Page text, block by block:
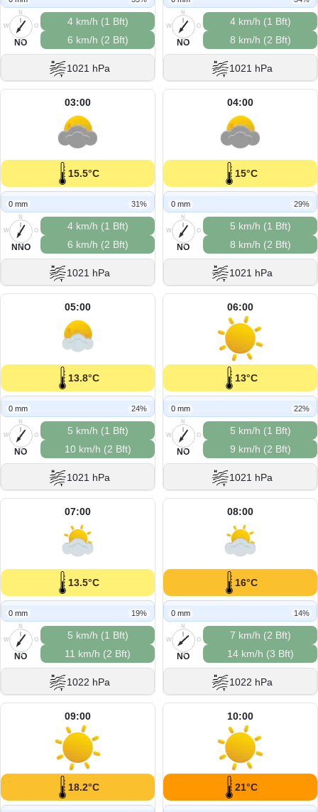
N
O
S
W
NO
4 km/h (1 Bft)
6 km/h (2 Bft)
1021 hPa
N
O
S
W
NO
4 km/h (1 Bft)
8 km/h (2 Bft)
1021 hPa
03:00
15.5°C
0 mm 31%
N
O
S
W
NNO
4 km/h (1 Bft)
6 km/h (2 Bft)
1021 hPa
04:00
15°C
0 mm 29%
N
O
S
W
NO
5 km/h (1 Bft)
8 km/h (2 Bft)
1021 hPa
05:00
13.8°C
0 mm 24%
N
O
S
W
NO
5 km/h (1 Bft)
10 km/h (2 Bft)
1021 hPa
06:00
13°C
0 mm 22%
N
O
S
W
NO
5 km/h (1 Bft)
9 km/h (2 Bft)
1021 hPa
07:00
13.5°C
0 mm 19%
N
O
S
W
NO
5 km/h (1 Bft)
11 km/h (2 Bft)
1022 hPa
08:00
16°C
0 mm 14%
N
O
S
W
NO
7 km/h (2 Bft)
14 km/h (3 Bft)
1022 hPa
09:00
18.2°C
10:00
21°C